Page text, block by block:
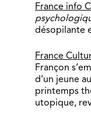
France info
désopilante
France
Françon
d’un jeune
printemps
utopique,